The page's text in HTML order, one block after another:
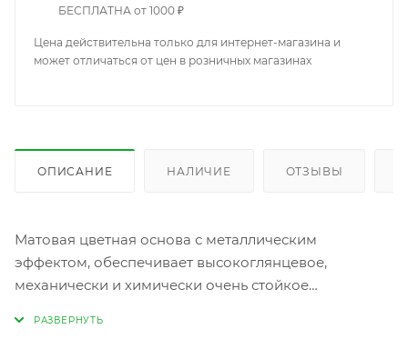
БЕСПЛАТНА от 1000 ₽
Цена действительна только для интернет-магазина и
может отличаться от цен в розничных магазинах
ОПИСАНИЕ НАЛИЧИЕ ОТЗЫВЫ
Матовая цветная основа с металлическим
эффектом, обеспечивает высокоглянцевое,
механически и химически очень стойкое